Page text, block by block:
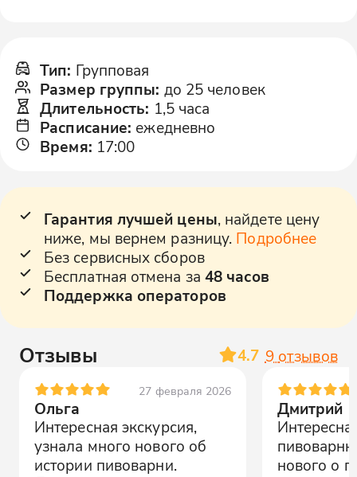
Тип: Групповая
Размер группы: до 25 человек
Длительность: 1,5 часа
Расписание: ежедневно
Время: 17:00
Гарантия лучшей цены, найдете цену
ниже, мы вернем разницу. Подробнее
Без сервисных сборов
Бесплатная отмена за 48 часов
Поддержка операторов
Отзывы 4.7 9 отзывов
27 февраля 2026
Ольга
Интересная экскурсия,
узнала много нового об
истории пивоварни.
Дмитрий
нового о